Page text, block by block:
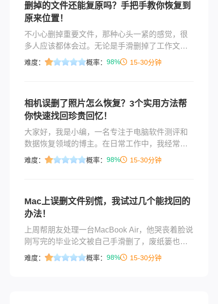
删掉的文件还能复原吗？手把手教你恢复到
原来位置！
不小心删掉重要文件，那种心头一紧的感觉，很
多人应该都体会过。无论是手滑删掉了工作文
档，还是清空回收站之后才想起里面还有要用的
据还没被覆盖，恢复的希望就不小。这篇文章按
从简单到复杂的顺序，把靠谱的恢复方法讲清
楚，覆盖误删、格式化、回收站清空、U盘文件丢
失、设备损坏等常见情况。
难度： 概率： 98% 15-30分钟
相机误删了照片怎么恢复？3个实用方法帮
你快速找回珍贵回忆！
大家好，我是小编，一名专注于电脑软件测评和
数据恢复领域的博主。在日常工作中，我经常收
到粉丝求助：“小编，我不小心把相机里的照片删
那么相机误删了照片怎么恢复呢？今天，我就结
合多年经验，为大家系统梳理相机误删照片的恢
复方法，帮你高效解决问题，避免走弯路。
难度： 概率： 98% 15-30分钟
Mac上误删文件别慌，我试过几个能找回的
办法！
上周帮朋友处理一台MacBook Air，他哭丧着脸说
刚写完的毕业论文被自己手滑删了，废纸篓也清
空了。我当时第一反应是：“别慌，Mac电脑如何
难度： 概率： 98% 15-30分钟